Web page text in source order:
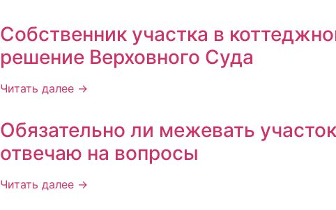
Собственник участка в
решение Верховного Суда
Читать далее →
Обязательно ли межевать
отвечаю на вопросы
Читать далее →